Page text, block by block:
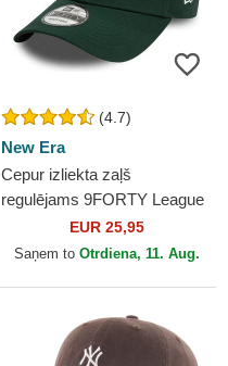
(4.7)
New Era
Cepur izliekta zaļš
regulējams 9FORTY League
Essential no New York
Yankees MLB no New Era
EUR 25,95
Saņem to Otrdiena, 11. Aug.